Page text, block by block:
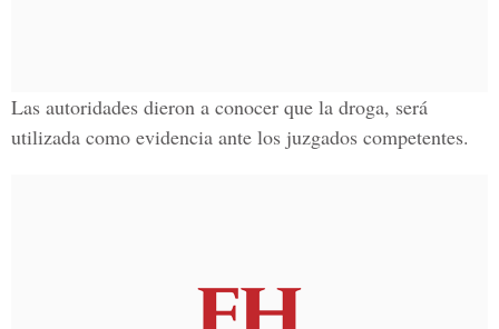
Las autoridades dieron a conocer que la droga, será
utilizada como evidencia ante los juzgados competentes.